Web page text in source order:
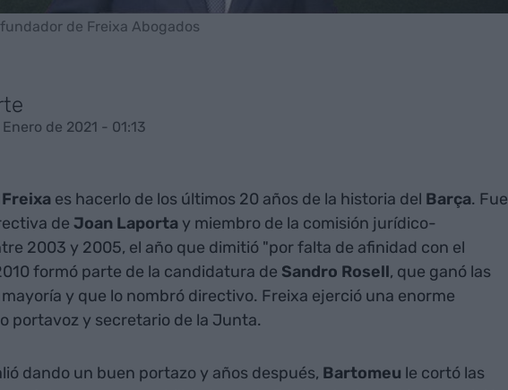
de Freixa Abogados
de 2021 - 01:13
Freixaes hacerlo de los últimos 20 años de la historia del Barça. Fue
de Joan Laportay miembro de la comisión jurídico-
2003 y 2005, el año que dimitió "por falta de afinidad con el
formó parte de la candidatura de Sandro Rosell, que ganó las
y que lo nombró directivo. Freixa ejerció una enorme
portavoz y secretario de la Junta.
dando un buen portazo y años después, Bartomeu le cortó las